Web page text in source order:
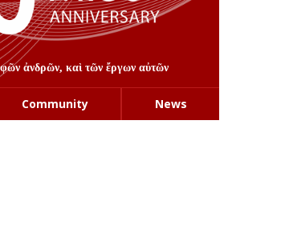
ἀνδρῶν, καὶ τῶν ἔργων αὐτῶν
Community News